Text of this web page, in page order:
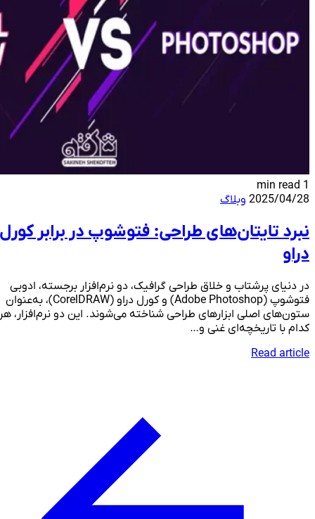
2025/04/28 وبلاگ
نبرد تایتان‌های طراحی: فتوشوپ در برابر کورل
دراو
در دنیای پرشتاب و خلاق طراحی گرافیک، دو نرم‌افزار برجسته، ادوبی
فتوشوپ (Adobe Photoshop) و کورل دراو (CorelDRAW)، به‌عنوان
ستون‌های اصلی ابزارهای طراحی شناخته می‌شوند. این دو نرم‌افزار، هر
کدام با تاریخچه‌ای غنی و…
Read article